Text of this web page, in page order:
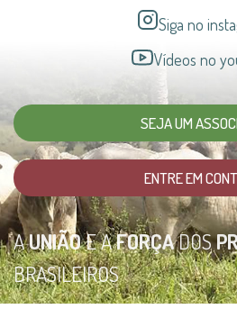
Siga no
Vídeos no
SEJA UM
ENTRE EM
AUNIÃOE AFORÇADOS
BRASILEIROS